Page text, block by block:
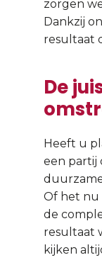
zorgen
Dankzij
resultaat
De
Heeft u
een partij
Of het nu
de
resultaat
kijken